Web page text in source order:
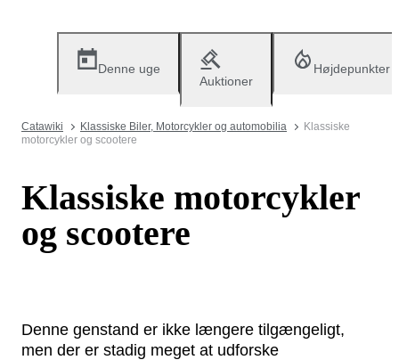
Denne uge
Auktioner
Højdepunkter
Catawiki Klassiske Biler, Motorcykler og automobilia
Klassiske
motorcykler og scootere
Klassiske motorcykler
og scootere
Denne genstand er ikke længere tilgængeligt,
men der er stadig meget at udforske